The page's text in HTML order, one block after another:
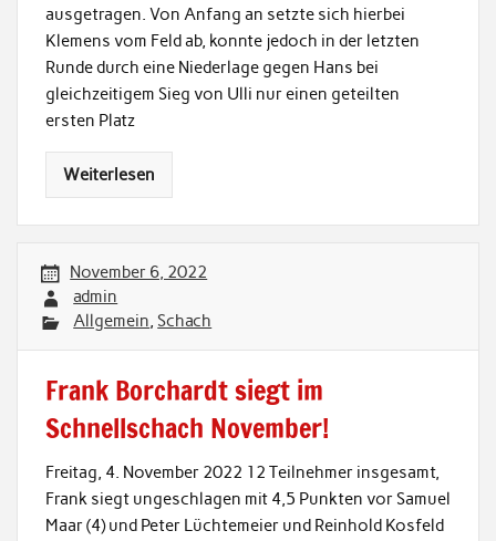
ausgetragen. Von Anfang an setzte sich hierbei
Klemens vom Feld ab, konnte jedoch in der letzten
Runde durch eine Niederlage gegen Hans bei
gleichzeitigem Sieg von Ulli nur einen geteilten
ersten Platz
Weiterlesen
November 6, 2022
admin
Allgemein,Schach
Frank Borchardt siegt im
Schnellschach November!
Freitag, 4. November 2022 12 Teilnehmer insgesamt,
Frank siegt ungeschlagen mit 4,5 Punkten vor Samuel
Maar (4) und Peter Lüchtemeier und Reinhold Kosfeld